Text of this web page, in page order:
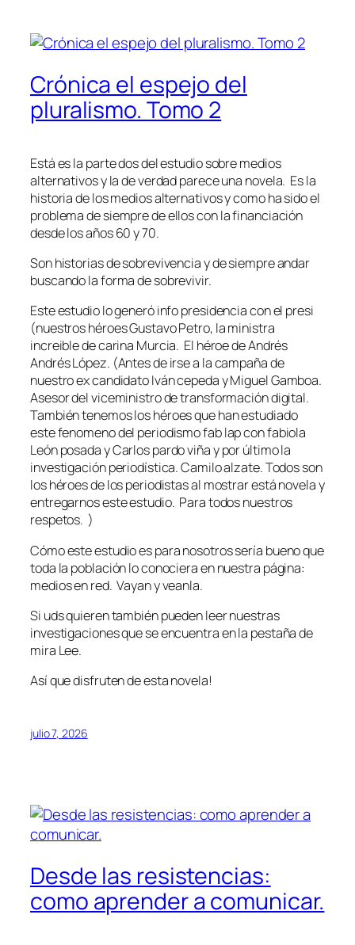
Crónica el espejo del
pluralismo. Tomo 2
Está es la parte dos del estudio sobre medios
alternativos y la de verdad parece una novela. Es la
historia de los medios alternativos y como ha sido el
problema de siempre de ellos con la financiación
desde los años 60 y 70.
Son historias de sobrevivencia y de siempre andar
buscando la forma de sobrevivir.
Este estudio lo generó info presidencia con el presi
(nuestros héroes Gustavo Petro, la ministra
increible de carina Murcia. El héroe de Andrés
Andrés López. (Antes de irse a la campaña de
nuestro ex candidato Iván cepeda y Miguel Gamboa.
Asesor del viceministro de transformación digital.
También tenemos los héroes que han estudiado
este fenomeno del periodismo fab lap con fabiola
León posada y Carlos pardo viña y por último la
investigación periodística. Camilo alzate. Todos son
los héroes de los periodistas al mostrar está novela y
entregarnos este estudio. Para todos nuestros
respetos. )
Cómo este estudio es para nosotros sería bueno que
toda la población lo conociera en nuestra página:
medios en red. Vayan y veanla.
Si uds quieren también pueden leer nuestras
investigaciones que se encuentra en la pestaña de
mira Lee.
Así que disfruten de esta novela!
julio 7, 2026
Desde las resistencias:
como aprender a comunicar.